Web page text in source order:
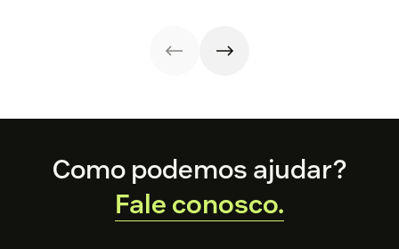
internet e
convertê-los com
FooterComo podemos ajudar?
Fale conosco.